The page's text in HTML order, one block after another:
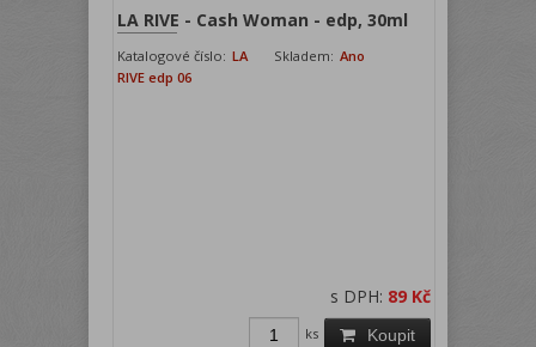
LA RIVE - Cash Woman - edp, 30ml
Katalogové číslo: LA
RIVE edp 06
Skladem: Ano
s DPH: 89 Kč
Koupit
ks